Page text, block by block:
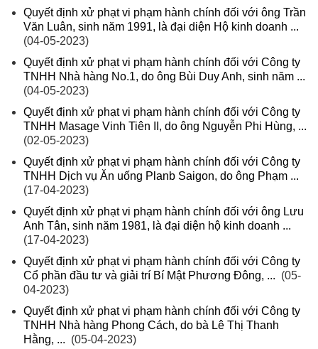
Quyết định xử phạt vi phạm hành chính đối với ông Trần
Văn Luân, sinh năm 1991, là đại diện Hộ kinh doanh ...
(04-05-2023)
Quyết định xử phạt vi phạm hành chính đối với Công ty
TNHH Nhà hàng No.1, do ông Bùi Duy Anh, sinh năm ...
(04-05-2023)
Quyết định xử phạt vi phạm hành chính đối với Công ty
TNHH Masage Vinh Tiên II, do ông Nguyễn Phi Hùng, ...
(02-05-2023)
Quyết định xử phạt vi phạm hành chính đối với Công ty
TNHH Dịch vụ Ăn uống Planb Saigon, do ông Phạm ...
(17-04-2023)
Quyết định xử phạt vi phạm hành chính đối với ông Lưu
Anh Tân, sinh năm 1981, là đại diện hộ kinh doanh ...
(17-04-2023)
Quyết định xử phạt vi phạm hành chính đối với Công ty
Cổ phần đầu tư và giải trí Bí Mật Phương Đông, ... (05-
04-2023)
Quyết định xử phạt vi phạm hành chính đối với Công ty
TNHH Nhà hàng Phong Cách, do bà Lê Thị Thanh
Hằng, ... (05-04-2023)